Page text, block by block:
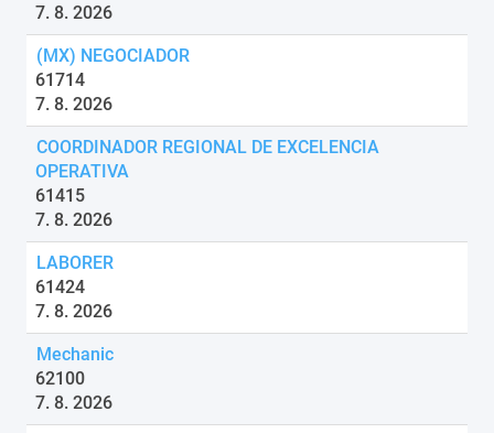
7. 8. 2026
(MX) NEGOCIADOR
61714
7. 8. 2026
COORDINADOR REGIONAL DE EXCELENCIA
OPERATIVA
61415
7. 8. 2026
LABORER
61424
7. 8. 2026
Mechanic
62100
7. 8. 2026